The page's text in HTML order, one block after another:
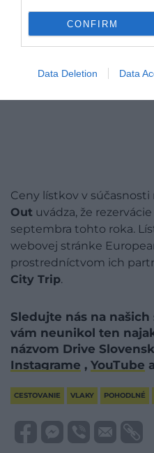
CONFIRM
Data Deletion Data
Ceny lístkov v súčasnosti
Out uvádza, že
septembra tohto roka.
webovej stránke
prostredníctvom ich
City Trip.
Sledujte nás na
vám neunikol ten
názvom Drive
Instagrame , YouTube a
CESTOVANIE VLAKY POHODLNÉ